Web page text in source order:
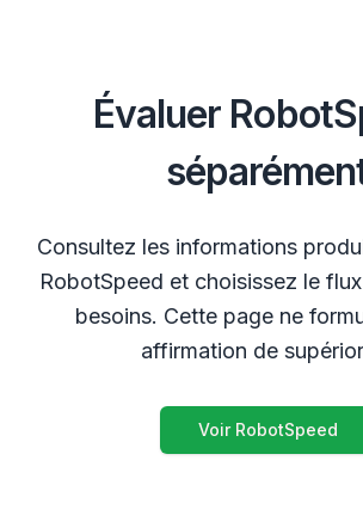
Évaluer
Consultez les informations
RobotSpeed et choisissez le
besoins. Cette page ne
affirmation de
Voir RobotSpeed